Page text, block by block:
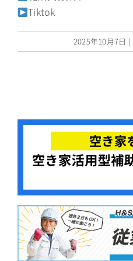
Tiktok
2025年10月7日 |